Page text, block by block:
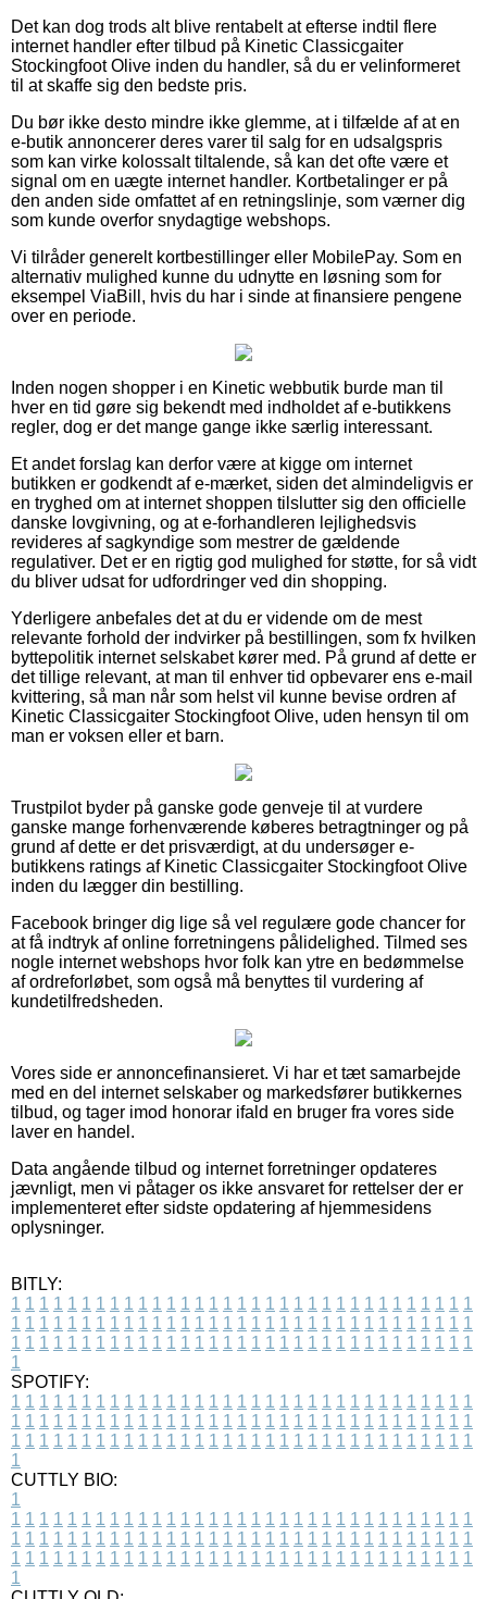
Det kan dog trods alt blive rentabelt at efterse indtil flere
internet handler efter tilbud på Kinetic Classicgaiter
Stockingfoot Olive inden du handler, så du er velinformeret
til at skaffe sig den bedste pris.
Du bør ikke desto mindre ikke glemme, at i tilfælde af at en
e-butik annoncerer deres varer til salg for en udsalgspris
som kan virke kolossalt tiltalende, så kan det ofte være et
signal om en uægte internet handler. Kortbetalinger er på
den anden side omfattet af en retningslinje, som værner dig
som kunde overfor snydagtige webshops.
Vi tilråder generelt kortbestillinger eller MobilePay. Som en
alternativ mulighed kunne du udnytte en løsning som for
eksempel ViaBill, hvis du har i sinde at finansiere pengene
over en periode.
Inden nogen shopper i en Kinetic webbutik burde man til
hver en tid gøre sig bekendt med indholdet af e-butikkens
regler, dog er det mange gange ikke særlig interessant.
Et andet forslag kan derfor være at kigge om internet
butikken er godkendt af e-mærket, siden det almindeligvis er
en tryghed om at internet shoppen tilslutter sig den officielle
danske lovgivning, og at e-forhandleren lejlighedsvis
revideres af sagkyndige som mestrer de gældende
regulativer. Det er en rigtig god mulighed for støtte, for så vidt
du bliver udsat for udfordringer ved din shopping.
Yderligere anbefales det at du er vidende om de mest
relevante forhold der indvirker på bestillingen, som fx hvilken
byttepolitik internet selskabet kører med. På grund af dette er
det tillige relevant, at man til enhver tid opbevarer ens e-mail
kvittering, så man når som helst vil kunne bevise ordren af
Kinetic Classicgaiter Stockingfoot Olive, uden hensyn til om
man er voksen eller et barn.
Trustpilot byder på ganske gode genveje til at vurdere
ganske mange forhenværende køberes betragtninger og på
grund af dette er det prisværdigt, at du undersøger e-
butikkens ratings af Kinetic Classicgaiter Stockingfoot Olive
inden du lægger din bestilling.
Facebook bringer dig lige så vel regulære gode chancer for
at få indtryk af online forretningens pålidelighed. Tilmed ses
nogle internet webshops hvor folk kan ytre en bedømmelse
af ordreforløbet, som også må benyttes til vurdering af
kundetilfredsheden.
Vores side er annoncefinansieret. Vi har et tæt samarbejde
med en del internet selskaber og markedsfører butikkernes
tilbud, og tager imod honorar ifald en bruger fra vores side
laver en handel.
Data angående tilbud og internet forretninger opdateres
jævnligt, men vi påtager os ikke ansvaret for rettelser der er
implementeret efter sidste opdatering af hjemmesidens
oplysninger.
BITLY:
1 1 1 1 1 1 1 1 1 1 1 1 1 1 1 1 1 1 1 1 1 1 1 1 1 1 1 1 1 1 1 1 1
1 1 1 1 1 1 1 1 1 1 1 1 1 1 1 1 1 1 1 1 1 1 1 1 1 1 1 1 1 1 1 1 1
1 1 1 1 1 1 1 1 1 1 1 1 1 1 1 1 1 1 1 1 1 1 1 1 1 1 1 1 1 1 1 1 1
1
SPOTIFY:
1 1 1 1 1 1 1 1 1 1 1 1 1 1 1 1 1 1 1 1 1 1 1 1 1 1 1 1 1 1 1 1 1
1 1 1 1 1 1 1 1 1 1 1 1 1 1 1 1 1 1 1 1 1 1 1 1 1 1 1 1 1 1 1 1 1
1 1 1 1 1 1 1 1 1 1 1 1 1 1 1 1 1 1 1 1 1 1 1 1 1 1 1 1 1 1 1 1 1
1
CUTTLY BIO:
1
1 1 1 1 1 1 1 1 1 1 1 1 1 1 1 1 1 1 1 1 1 1 1 1 1 1 1 1 1 1 1 1 1
1 1 1 1 1 1 1 1 1 1 1 1 1 1 1 1 1 1 1 1 1 1 1 1 1 1 1 1 1 1 1 1 1
1 1 1 1 1 1 1 1 1 1 1 1 1 1 1 1 1 1 1 1 1 1 1 1 1 1 1 1 1 1 1 1 1
1